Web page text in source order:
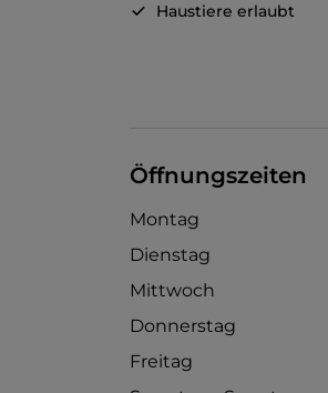
Haustiere erlaubt
Öffnungszeiten
Montag
Dienstag
Mittwoch
Donnerstag
Freitag